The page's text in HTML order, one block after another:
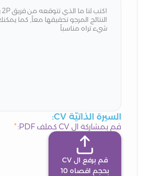
السيرة الذاتيّة CV:
قم بمشاركة ال CV كملف PDF: *
قم برفع ال CV
بحجم اقصاه 10